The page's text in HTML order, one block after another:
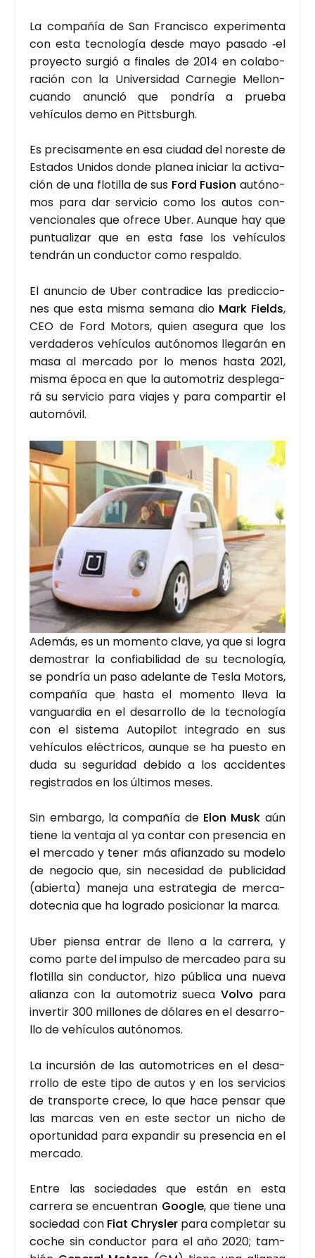
La com­pa­ñía de San Fran­cis­co expe­ri­men­ta
con esta tec­no­lo­gía des­de mayo pasa­do ‑el
pro­yec­to sur­gió a fina­les de 2014 en cola­bo­
ra­ción con la Uni­ver­si­dad Car­ne­gie Mellon-
cuan­do anun­ció que pon­dría a prue­ba
vehícu­los demo en Pit­ts­burgh.
Es pre­ci­sa­men­te en esa ciu­dad del nores­te de
Esta­dos Uni­dos don­de pla­nea ini­ciar la acti­va­
ción de una flo­ti­lla de sus Ford Fusion autó­no­
mos para dar ser­vi­cio como los autos con­
ven­cio­na­les que ofre­ce Uber. Aun­que hay que
pun­tua­li­zar que en esta fase los vehícu­los
ten­drán un con­duc­tor como res­pal­do.
El anun­cio de Uber con­tra­di­ce las pre­dic­cio­
nes que esta mis­ma sema­na dio Mark Fields,
CEO de Ford Motors, quien ase­gu­ra que los
ver­da­de­ros vehícu­los autó­no­mos lle­ga­rán en
masa al mer­ca­do por lo menos has­ta 2021,
mis­ma épo­ca en que la auto­mo­triz des­ple­ga­
rá su ser­vi­cio para via­jes y para com­par­tir el
auto­mó­vil.
Ade­más, es un momen­to cla­ve, ya que si logra
demos­trar la con­fia­bi­li­dad de su tec­no­lo­gía,
se pon­dría un paso ade­lan­te de Tes­la Motors,
com­pa­ñía que has­ta el momen­to lle­va la
van­guar­dia en el desa­rro­llo de la tec­no­lo­gía
con el sis­te­ma Auto­pi­lot inte­gra­do en sus
vehícu­los eléc­tri­cos, aun­que se ha pues­to en
duda su segu­ri­dad debi­do a los acci­den­tes
regis­tra­dos en los últi­mos meses.
Sin embar­go, la com­pa­ñía de Elon Musk aún
tie­ne la ven­ta­ja al ya con­tar con pre­sen­cia en
el mer­ca­do y tener más afian­za­do su mode­lo
de nego­cio que, sin nece­si­dad de publi­ci­dad
(abier­ta) mane­ja una estra­te­gia de mer­ca­
do­tec­nia que ha logra­do posi­cio­nar la mar­ca.
Uber pien­sa entrar de lleno a la carre­ra, y
como par­te del impul­so de mer­ca­deo para su
flo­ti­lla sin con­duc­tor, hizo públi­ca una nue­va
alian­za con la auto­mo­triz sue­ca Vol­vo para
inver­tir 300 millo­nes de dóla­res en el desa­rro­
llo de vehícu­los autó­no­mos.
La incur­sión de las auto­mo­tri­ces en el desa­
rro­llo de este tipo de autos y en los ser­vi­cios
de trans­por­te cre­ce, lo que hace pen­sar que
las mar­cas ven en este sec­tor un nicho de
opor­tu­ni­dad para expan­dir su pre­sen­cia en el
mer­ca­do.
Entre las socie­da­des que están en esta
carre­ra se encuen­tran Goo­gle, que tie­ne una
socie­dad con Fiat Chrys­ler para com­ple­tar su
coche sin con­duc­tor para el año 2020; tam­